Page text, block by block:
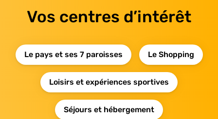
Vos centres d’intérêt
Le pays et ses 7 paroisses Le Shopping
Loisirs et expériences sportives
Séjours et hébergement